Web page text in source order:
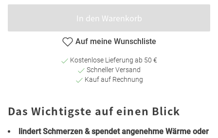
In den Warenkorb
Auf meine Wunschliste
Kostenlose Lieferung ab 50 €
Schneller Versand
Kauf auf Rechnung
Das Wichtigste auf einen Blick
lindert Schmerzen & spendet angenehme Wärme oder